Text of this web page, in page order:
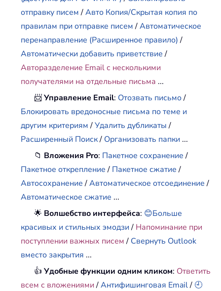
отправку писем/Авто Копия/Скрытая копия по
правилам при отправке писем/Автоматическое
перенаправление (Расширенное правило)/
Автоматически добавить приветствие/
Авторазделение Email с несколькими
получателями на отдельные письма ...
📨Управление Email: Отозвать письмо/
Блокировать вредоносные письма по теме и
другим критериям/Удалить дубликаты/
Расширенный Поиск/ Организовать папки ...
📁 Вложения Pro: Пакетное сохранение/
Пакетное открепление/ Пакетное сжатие/
Автосохранение/Автоматическое отсоединение/
Автоматическое сжатие ...
🌟 Волшебство интерфейса: 😊Больше
красивых и стильных эмодзи/ Напоминание при
поступлении важных писем/ Свернуть Outlook
вместо закрытия ...
👍Удобные функции одним кликом: Ответить
всем с вложениями /Антифишинговая Email/ 🕘